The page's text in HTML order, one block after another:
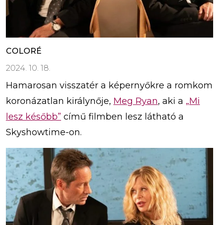
COLORÉ
2024. 10. 18.
Hamarosan visszatér a képernyőkre a romkom
koronázatlan királynője, Meg Ryan, aki a „Mi
lesz később” című filmben lesz látható a
Skyshowtime-on.